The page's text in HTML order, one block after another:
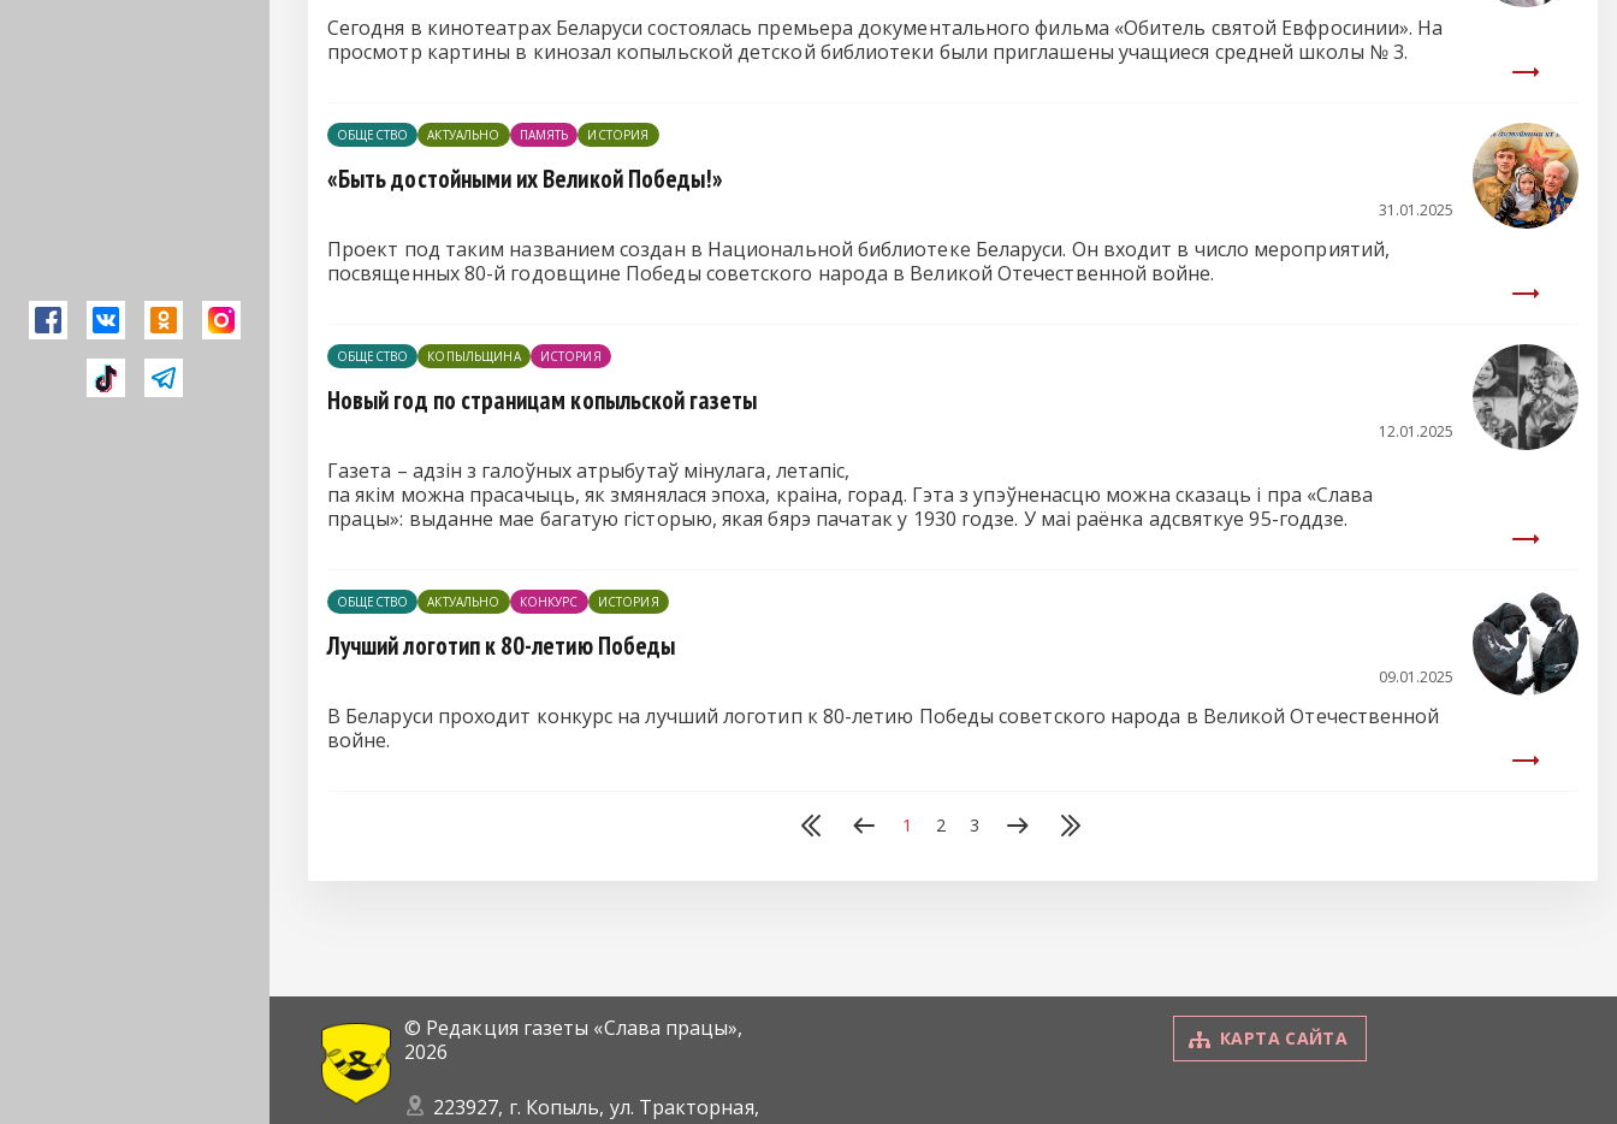
Сегодня в кинотеатрах Беларуси состоялась премьера документального фильма «Обитель святой Евфросинии». На
просмотр картины в кинозал копыльской детской библиотеки были приглашены учащиеся средней школы № 3.
ОБЩЕСТВО АКТУАЛЬНО ПАМЯТЬ ИСТОРИЯ
«Быть достойными их Великой Победы!»
31.01.2025
Проект под таким названием создан в Национальной библиотеке Беларуси. Он входит в число мероприятий,
посвященных 80-й годовщине Победы советского народа в Великой Отечественной войне.
ОБЩЕСТВО КОПЫЛЬЩИНА ИСТОРИЯ
Новый год по страницам копыльской газеты
12.01.2025
Газета – адзін з галоўных атрыбутаў мінулага, летапіс,
па якім можна прасачыць, як змянялася эпоха, краіна, горад. Гэта з упэўненасцю можна сказаць і пра «Слава
працы»: выданне мае багатую гісторыю, якая бярэ пачатак у 1930 годзе. У маі раёнка адсвяткуе 95-годдзе.
ОБЩЕСТВО АКТУАЛЬНО КОНКУРС ИСТОРИЯ
Лучший логотип к 80-летию Победы
09.01.2025
В Беларуси проходит конкурс на лучший логотип к 80-летию Победы советского народа в Великой Отечественной
войне.
1 2 3
© Редакция газеты «Слава працы»,
2026
223927, г. Копыль, ул. Тракторная,
КАРТА САЙТА